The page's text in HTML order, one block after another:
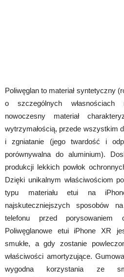
Poliwęglan to materiał syntetyczny
o szczególnych
nowoczesny materiał
wytrzymałością, przede wszystkim
i zgniatanie (jego twardość i
porównywalna do aluminium).
produkcji lekkich powłok
Dzięki unikalnym właściwościom
typu materiału etui na
najskuteczniejszych sposobów
telefonu przed porysowaniem
Poliwęglanowe etui iPhone XR
smukłe, a gdy zostanie
właściwości amortyzujące.
wygodna korzystania ze